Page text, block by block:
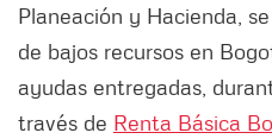
Planeación y Hacienda,
de bajos recursos en
ayudas entregadas,
través de Renta Básica